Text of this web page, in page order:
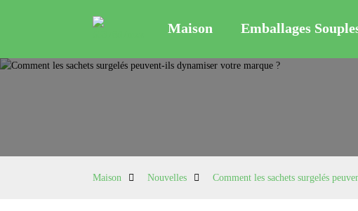
Maison Emballages
Maison Nouvelles Comment les sachets surgelés